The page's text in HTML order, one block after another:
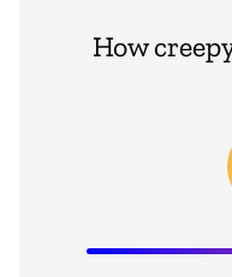
How